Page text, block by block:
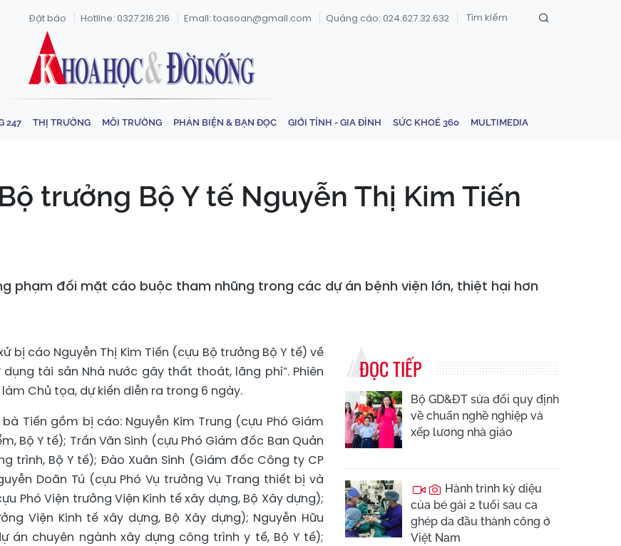
Đặt báo Hotline: 0327.216.216 Email: toasoan@gmail.com Quảng cáo: 024.627.32.632
247 THỊ TRƯỜNG MÔI TRƯỜNG PHẢN BIỆN & BẠN ĐỌC GIỚI TÍNH - GIA ĐÌNH SỨC KHOẺ 360 MULTIMEDIA
trưởng Bộ Y tế Nguyễn Thị Kim Tiến
phạm đối mặt cáo buộc tham nhũng trong các dự án bệnh viện lớn, thiệt hại hơn
bị cáo Nguyễn Thị Kim Tiến (cựu Bộ trưởng Bộ Y tế) về
tài sản Nhà nước gây thất thoát, lãng phí”. Phiên
Chủ tọa, dự kiến diễn ra trong 6 ngày.
Tiến gồm bị cáo: Nguyễn Kim Trung (cựu Phó Giám
Bộ Y tế); Trần Văn Sinh (cựu Phó Giám đốc Ban Quản
trình, Bộ Y tế); Đào Xuân Sinh (Giám đốc Công ty CP
Doãn Tú (cựu Phó Vụ trưởng Vụ Trang thiết bị và
Phó Viện trưởng Viện Kinh tế xây dựng, Bộ Xây dựng);
Viện Kinh tế xây dựng, Bộ Xây dựng); Nguyễn Hữu
án chuyên ngành xây dựng công trình y tế, Bộ Y tế);
ĐỌC TIẾP
Bộ GD&ĐT sửa đổi quy định
về chuẩn nghề nghiệp và
xếp lương nhà giáo
Hành trình kỳ diệu
của bé gái 2 tuổi sau ca
ghép da đầu thành công ở
Việt Nam